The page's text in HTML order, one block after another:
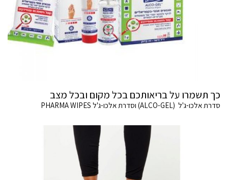
כך תשמרו על בריאותכם בכל מקום ובכל מצב
סדרת אלכו-ג'ל (ALCO-GEL) וסדרת אלכו-ג'ל PHARMA WIPES